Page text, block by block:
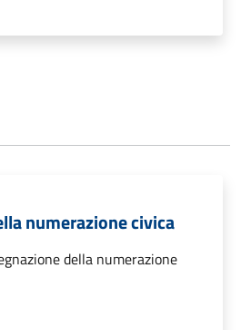
numerazione civica
della numerazione